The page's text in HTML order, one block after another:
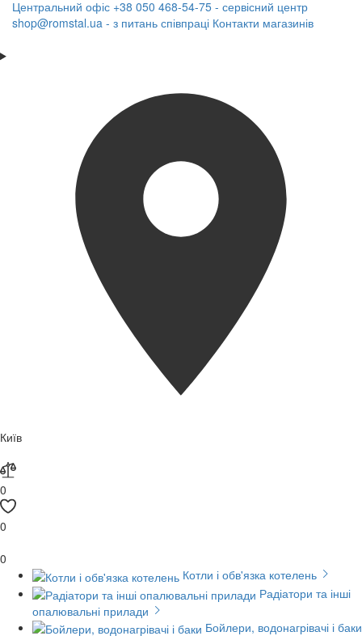
Центральний офіс +38 050 468-54-75 - сервісний центр
shop@romstal.ua - з питань співпраці Контакти магазинів
Київ
0
0
0
Котли і обв'язка котелень
Радіатори та інші
опалювальні прилади
Бойлери, водонагрівачі і баки